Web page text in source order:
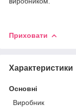
Приховати
Характеристики
Основні
Виробник